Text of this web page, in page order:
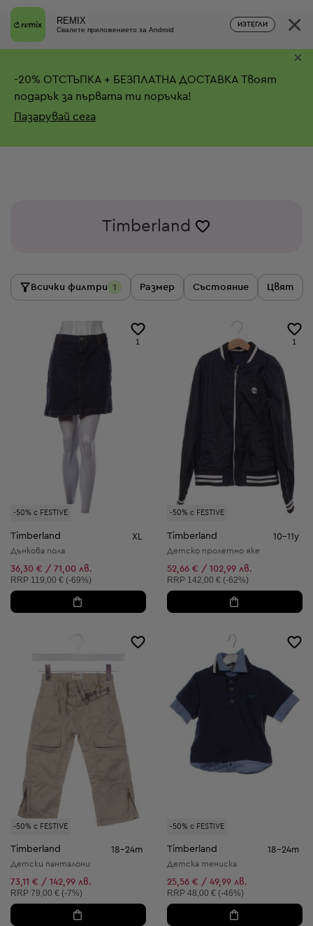
REMIX
Свалете приложението за Android
ИЗТЕГЛИ ×
-20% ОТСТЪПКА + БЕЗПЛАТНА ДОСТАВКА Твоят
подарък за първата ти поръчка!
Пазарувай сега
×
Timberland
Всички филтри 1 Размер Състояние Цвят
-50% с FESTIVE
1
Timberland XL
Дънкова пола
36,30 € / 71,00 лв.
Препоръчителна цена:
RRP 119,00 € (-69%)
-50% с FESTIVE
1
Timberland 10-11y
Детско пролетно яке
52,66 € / 102,99 лв.
Препоръчителна цена:
RRP 142,00 € (-62%)
-50% с FESTIVE
Timberland 18-24m
Детски панталони
73,11 € / 142,99 лв.
Препоръчителна цена:
RRP 79,00 € (-7%)
-50% с FESTIVE
Timberland 18-24m
Детска тениска
25,56 € / 49,99 лв.
Препоръчителна цена:
RRP 48,00 € (-46%)